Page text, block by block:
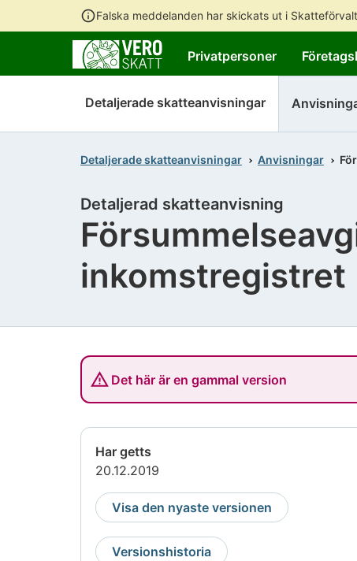
Falska meddelanden har skickats ut i
Privatpersoner
Detaljerade skatteanvisningar
Detaljerade skatteanvisningar Anvisningar
inkomstregistret
Detaljerad skatteanvisning
Det här är en gammal version
Har getts
20.12.2019
Visa den nyaste versionen
Versionshistoria